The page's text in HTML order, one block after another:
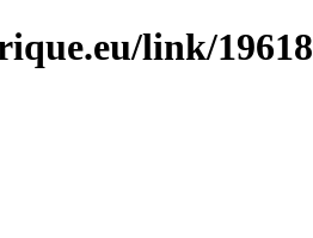
link/19618